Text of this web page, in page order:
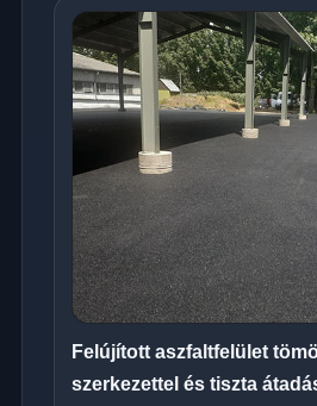
Felújított aszfaltfelület
szerkezettel és tiszta